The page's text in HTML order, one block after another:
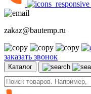
zakaz@bautemp.ru
заказать звонок
Каталог